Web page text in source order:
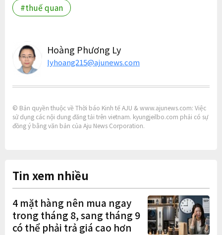
#thuế quan
Hoàng Phương Ly
lyhoang215@ajunews.com
© Bản quyền thuộc về Thời báo Kinh tế AJU & www.ajunews.com: Việc
sử dụng các nội dung đăng tải trên vietnam. kyungjeilbo.com phải có sự
đồng ý bằng văn bản của Aju News Corporation.
Tin xem nhiều
4 mặt hàng nên mua ngay
trong tháng 8, sang tháng 9
có thể phải trả giá cao hơn